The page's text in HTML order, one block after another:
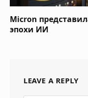
Micron
эпохи ИИ
LEAVE A REPLY